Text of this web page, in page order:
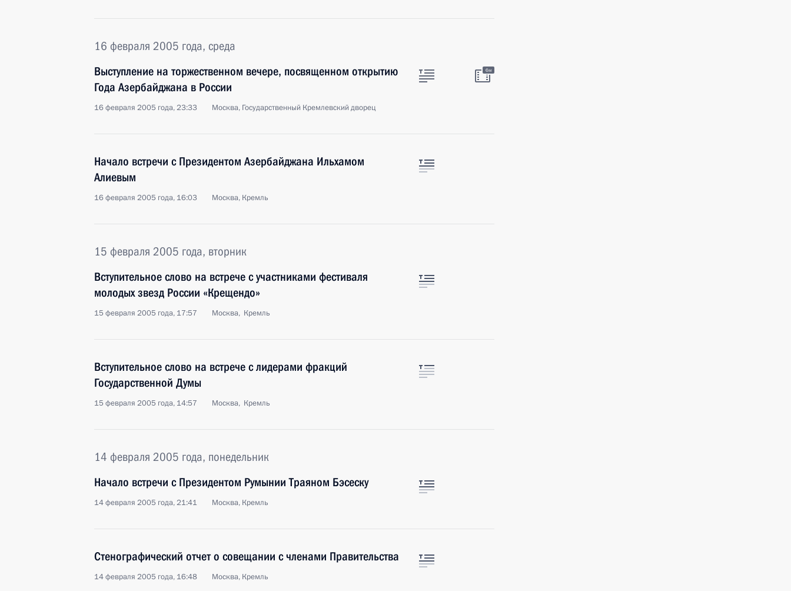
16 февраля 2005 года, среда
Выступление на торжественном вечере, посвященном открытию
Года Азербайджана в России
16 февраля 2005 года, 23:33 Москва, Государственный Кремлевский дворец
6м
Начало встречи с Президентом Азербайджана Ильхамом
Алиевым
16 февраля 2005 года, 16:03 Москва, Кремль
15 февраля 2005 года, вторник
Вступительное слово на встрече с участниками фестиваля
молодых звезд России «Крещендо»
15 февраля 2005 года, 17:57 Москва, Кремль
Вступительное слово на встрече с лидерами фракций
Государственной Думы
15 февраля 2005 года, 14:57 Москва, Кремль
14 февраля 2005 года, понедельник
Начало встречи с Президентом Румынии Траяном Бэсеску
14 февраля 2005 года, 21:41 Москва, Кремль
Стенографический отчет о совещании с членами Правительства
14 февраля 2005 года, 16:48 Москва, Кремль